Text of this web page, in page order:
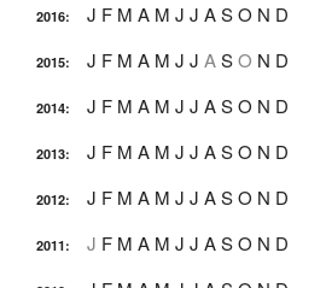
2016: J F M A M J J ASO N D
2015: J F M A M J J ASO N D
2014: J F M A M J J ASO N D
2013: J F M A M J J ASO N D
2012: J F M A M J J ASO N D
2011: J F M A M J J ASO N D